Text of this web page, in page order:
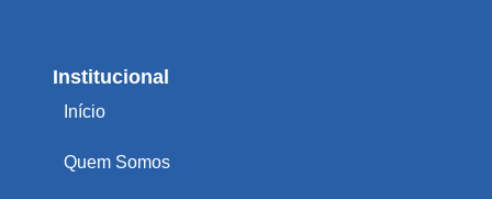
Institucional
Início
Quem Somos